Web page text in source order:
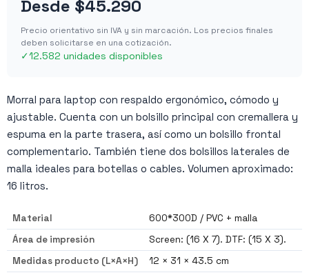
Desde $45.290
Precio orientativo sin IVA y sin marcación. Los precios finales
deben solicitarse en una cotización.
✓12.582 unidades disponibles
Morral para laptop con respaldo ergonómico, cómodo y
ajustable. Cuenta con un bolsillo principal con cremallera y
espuma en la parte trasera, así como un bolsillo frontal
complementario. También tiene dos bolsillos laterales de
malla ideales para botellas o cables. Volumen aproximado:
16 litros.
Material
600*300D / PVC + malla
Área de impresión
Screen: (16 X 7). DTF: (15 X 3).
Medidas producto (L×A×H)
12 × 31 × 43.5 cm